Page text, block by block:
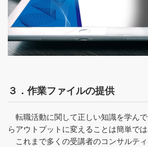
３．作業ファイルの提供
転職活動に関して正しい知識を学ん
らアウトプットに変えることは簡単では
これまで多くの受講者のコンサルテ